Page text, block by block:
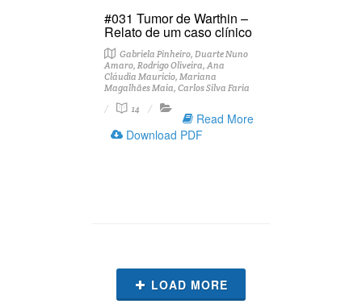
#031 Tumor de Warthin –
Relato de um caso clínico
Gabriela Pinheiro, Duarte Nuno
Amaro, Rodrigo Oliveira, Ana
Cláudia Mauricio, Mariana
Magalhães Maia, Carlos Silva Faria
14
Read More
Download PDF
LOAD MORE